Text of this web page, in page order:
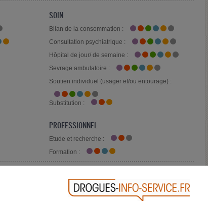
SOIN
Bilan de la consommation :
Consultation psychiatrique :
Hôpital de jour/ de semaine :
Sevrage ambulatoire :
Soutien individuel (usager et/ou entourage) :
Substitution :
PROFESSIONNEL
Etude et recherche :
Formation :
Autre